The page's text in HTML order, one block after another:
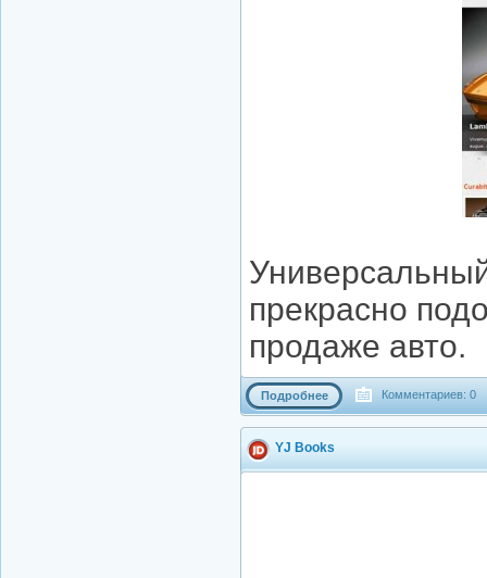
прекрасно
продаже авто.
Подробнее Комментариев: 0
YJ Books